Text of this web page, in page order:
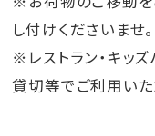
し付けくださいませ。
※レストラン・キッ
貸切等でご利用い